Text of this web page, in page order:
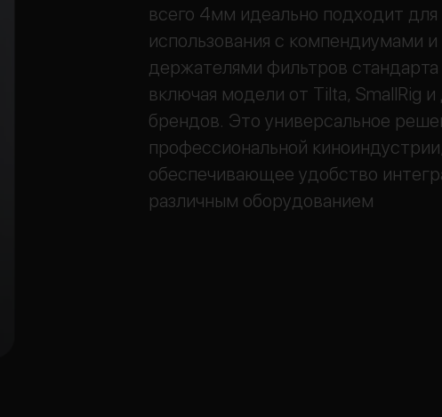
всего 4мм идеально подходит для
использования с компендиумами и
держателями фильтров стандарта
включая модели от Tilta, SmallRig и
брендов. Это универсальное
профессиональной киноиндустрии,
обеспечивающее удобство
различным оборудованием